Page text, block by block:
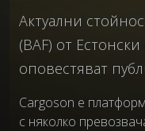
Актуални
(BAF) от
оповестяват
Cargoson е
с няколко